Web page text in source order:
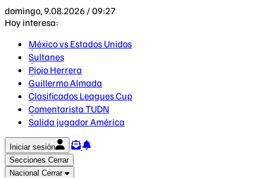
domingo, 9.08.2026 / 09:27
Hoy interesa:
México vs Estados Unidos
Sultanes
Piojo Herrera
Guillermo Almada
Clasificados Leagues Cup
Comentarista TUDN
Salida jugador América
Iniciar sesión
Secciones Cerrar
Nacional Cerrar